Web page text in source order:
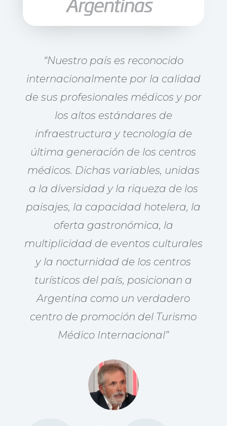
“Nuestro país es reconocido
internacionalmente por la calidad
de sus profesionales médicos y por
los altos estándares de
infraestructura y tecnología de
última generación de los centros
médicos. Dichas variables, unidas
a la diversidad y la riqueza de los
paisajes, la capacidad hotelera, la
oferta gastronómica, la
multiplicidad de eventos culturales
y la nocturnidad de los centros
turísticos del país, posicionan a
Argentina como un verdadero
centro de promoción del Turismo
Médico Internacional”